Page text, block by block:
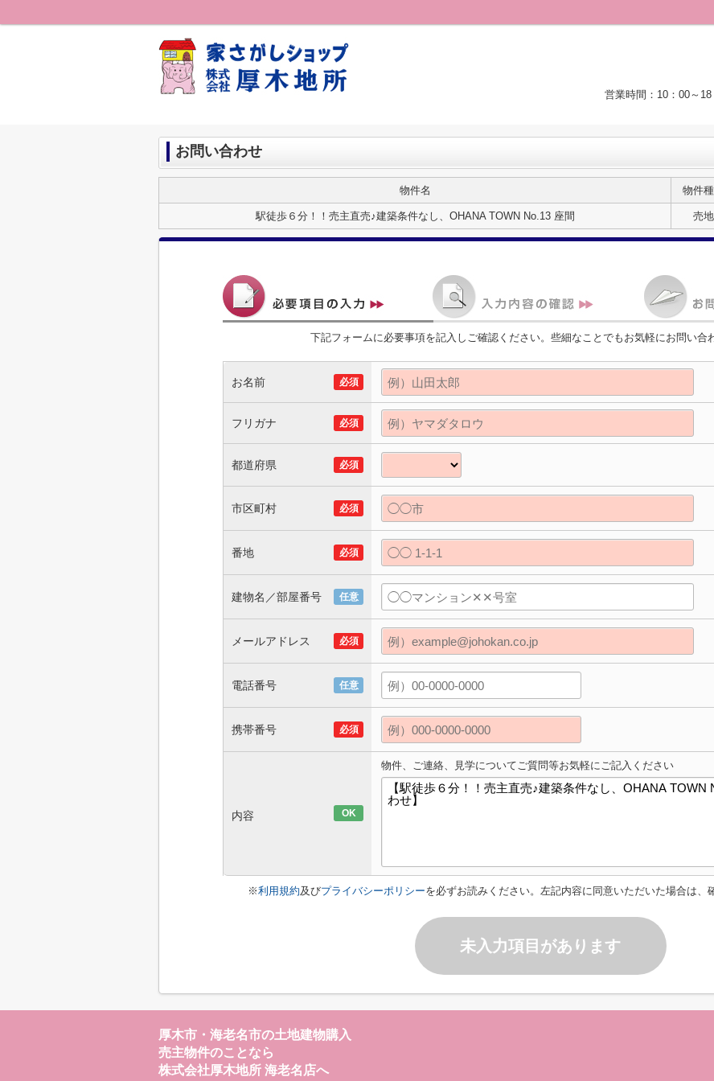
営業時間：10：00～
お問い合わせ
物件名 物件
駅徒歩６分！！売主直売♪建築条件なし、OHANA TOWN No.13 座間 売地
下記フォームに必要事項を記入しご確認ください。些細なことでもお気軽にお問い合
お名前 必須
フリガナ 必須
都道府県 必須
市区町村 必須
番地 必須
建物名／部屋番号 任意
メールアドレス 必須
電話番号 任意
携帯番号 必須
内容 OK
物件、ご連絡、見学についてご質問等お気軽にご記入ください
※利用規約及びプライバシーポリシーを必ずお読みください。左記内容に同意いただいた場合は、
未入力項目があります
厚木市・海老名市の土地建物購入
売主物件のことなら
株式会社厚木地所 海老名店へ